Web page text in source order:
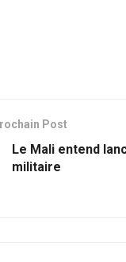
Post
Le Mali entend
militaire